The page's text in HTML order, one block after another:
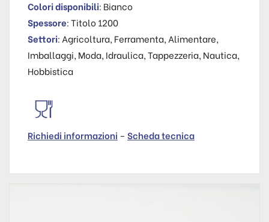
Colori disponibili: Bianco
Spessore: Titolo 1200
Settori: Agricoltura, Ferramenta, Alimentare,
Imballaggi, Moda, Idraulica, Tappezzeria, Nautica,
Hobbistica
Richiedi informazioni – Scheda tecnica